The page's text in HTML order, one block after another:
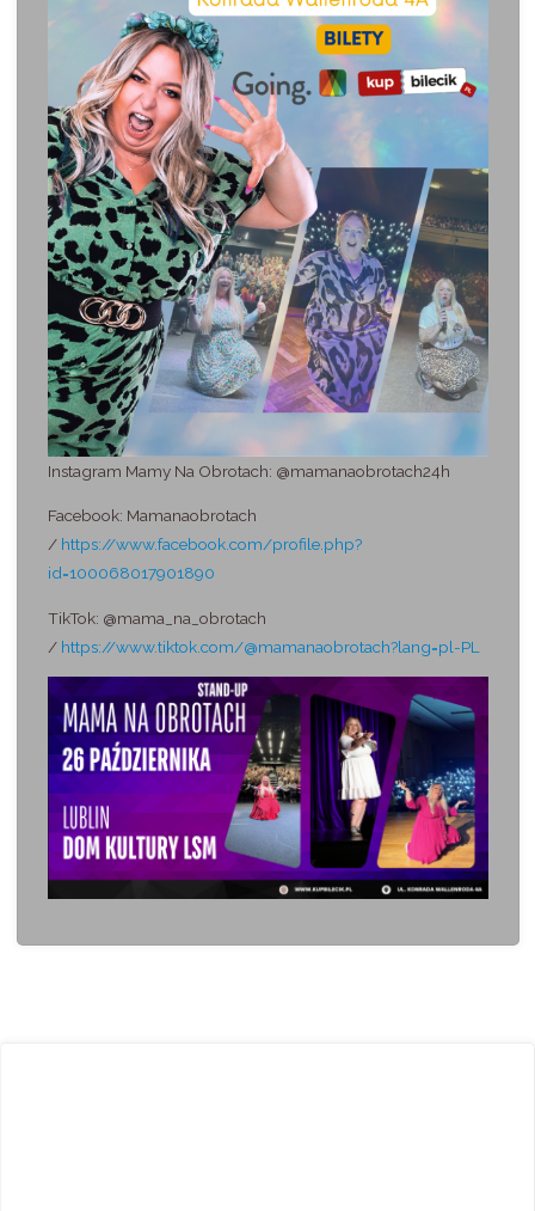
Instagram Mamy Na Obrotach: @mamanaobrotach24h
Facebook: Mamanaobrotach
/ https://www.facebook.com/profile.php?
id=100068017901890
TikTok: @mama_na_obrotach
/ https://www.tiktok.com/@mamanaobrotach?lang=pl-PL